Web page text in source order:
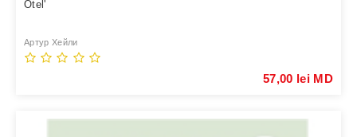
Otel'
Артур Хейли
57,00 lei MD